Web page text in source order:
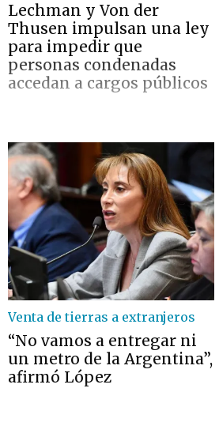
Lechman y Von der
Thusen impulsan una ley
para impedir que
personas condenadas
accedan a cargos públicos
Venta de tierras a extranjeros
“No vamos a entregar ni
un metro de la Argentina”,
afirmó López